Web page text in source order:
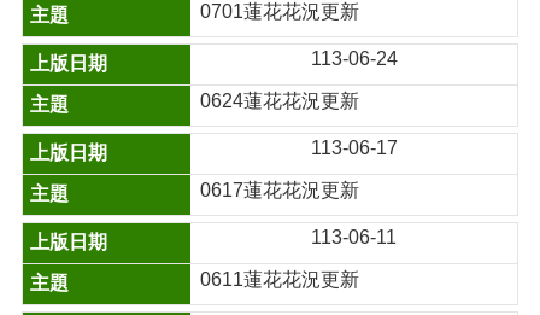
0701蓮花花況更新
113-06-24
0624蓮花花況更新
113-06-17
0617蓮花花況更新
113-06-11
0611蓮花花況更新